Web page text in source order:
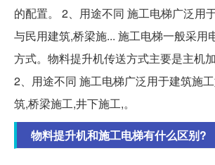
的配置。 2、用途不同 施工电梯广泛用
与民用建筑,桥梁施... 施工电梯一般采用
方式。物料提升机传送方式主要是主机
2、用途不同 施工电梯广泛用于建筑施
筑,桥梁施工,井下施工,。
物料提升机和施工电梯有什么区别?